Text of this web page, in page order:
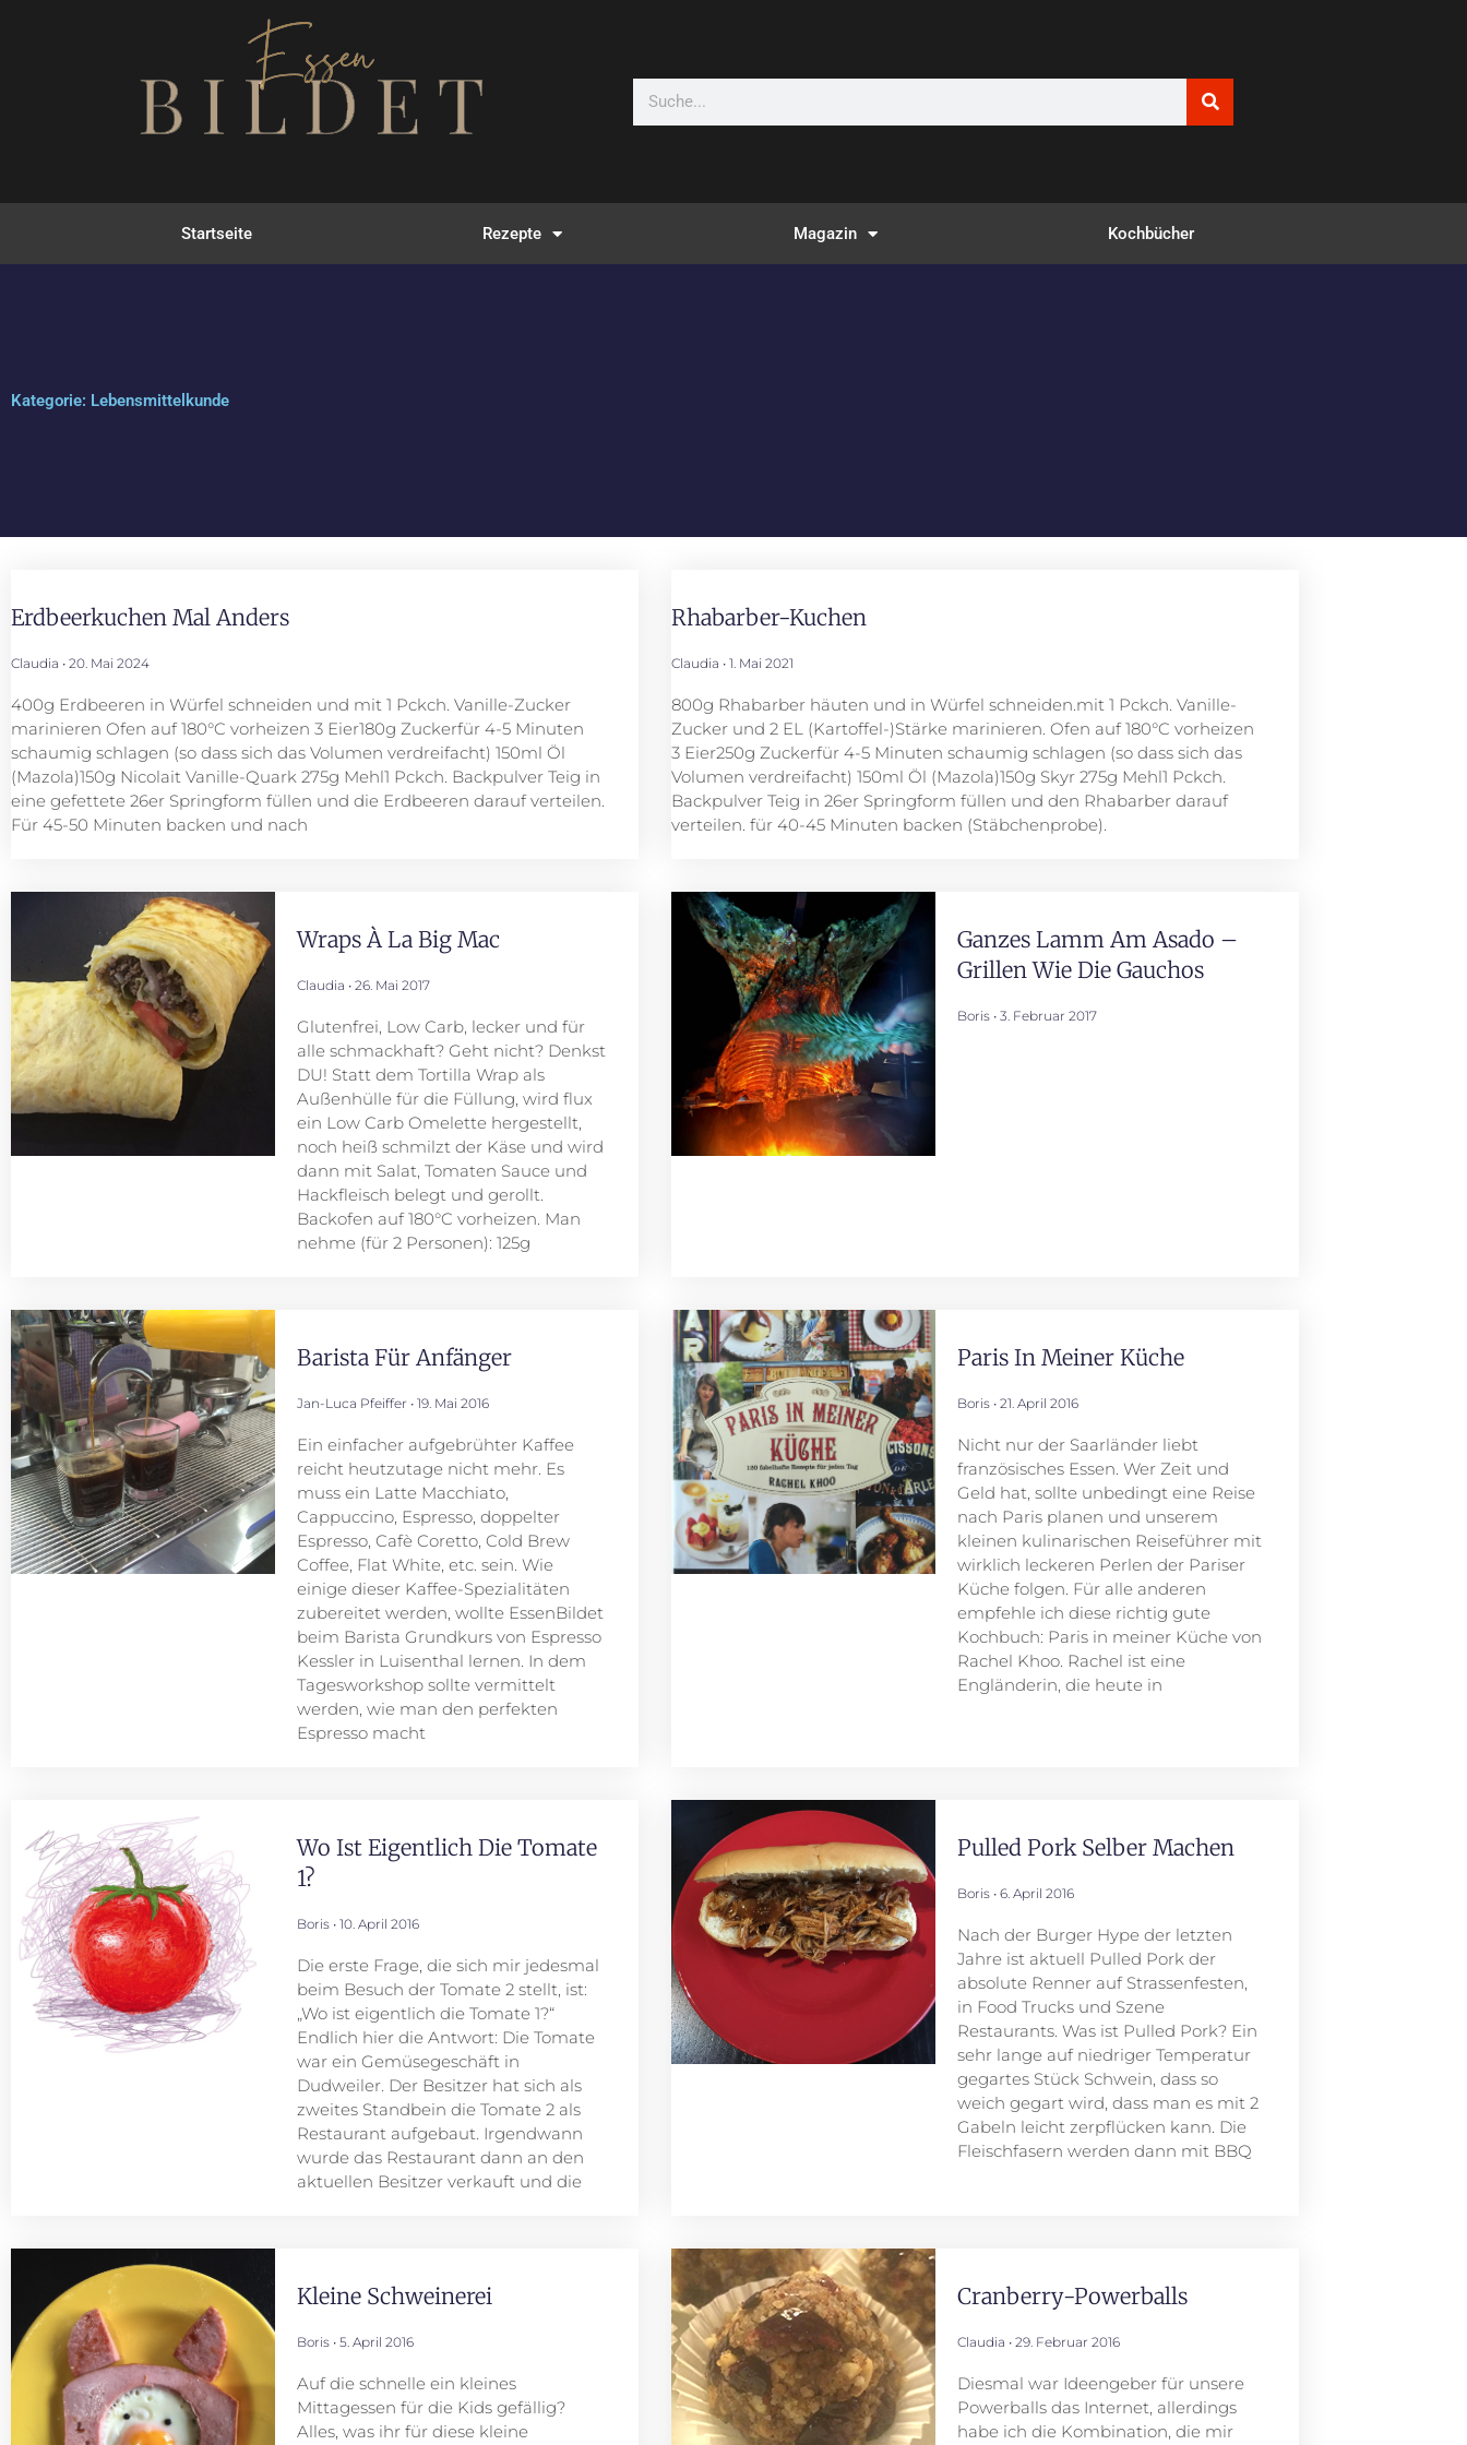
Suche
Startseite Rezepte Magazin Kochbücher
Kategorie: Lebensmittelkunde
Erdbeerkuchen Mal Anders
Claudia 20. Mai 2024
400g Erdbeeren in Würfel schneiden und mit 1 Pckch. Vanille-Zucker
marinieren Ofen auf 180°C vorheizen 3 Eier180g Zuckerfür 4-5 Minuten
schaumig schlagen (so dass sich das Volumen verdreifacht) 150ml Öl
(Mazola)150g Nicolait Vanille-Quark 275g Mehl1 Pckch. Backpulver Teig in
eine gefettete 26er Springform füllen und die Erdbeeren darauf verteilen.
Für 45-50 Minuten backen und nach
Rhabarber-Kuchen
Claudia 1. Mai 2021
800g Rhabarber häuten und in Würfel schneiden.mit 1 Pckch. Vanille-
Zucker und 2 EL (Kartoffel-)Stärke marinieren. Ofen auf 180°C vorheizen
3 Eier250g Zuckerfür 4-5 Minuten schaumig schlagen (so dass sich das
Volumen verdreifacht) 150ml Öl (Mazola)150g Skyr 275g Mehl1 Pckch.
Backpulver Teig in 26er Springform füllen und den Rhabarber darauf
verteilen. für 40-45 Minuten backen (Stäbchenprobe).
Wraps À La Big Mac
Claudia 26. Mai 2017
Glutenfrei, Low Carb, lecker und für
alle schmackhaft? Geht nicht? Denkst
DU! Statt dem Tortilla Wrap als
Außenhülle für die Füllung, wird flux
ein Low Carb Omelette hergestellt,
noch heiß schmilzt der Käse und wird
dann mit Salat, Tomaten Sauce und
Hackfleisch belegt und gerollt.
Backofen auf 180°C vorheizen. Man
nehme (für 2 Personen): 125g
Ganzes Lamm Am Asado –
Grillen Wie Die Gauchos
Boris 3. Februar 2017
Barista Für Anfänger
Jan-Luca Pfeiffer 19. Mai 2016
Ein einfacher aufgebrühter Kaffee
reicht heutzutage nicht mehr. Es
muss ein Latte Macchiato,
Cappuccino, Espresso, doppelter
Espresso, Cafè Coretto, Cold Brew
Coffee, Flat White, etc. sein. Wie
einige dieser Kaffee-Spezialitäten
zubereitet werden, wollte EssenBildet
beim Barista Grundkurs von Espresso
Kessler in Luisenthal lernen. In dem
Tagesworkshop sollte vermittelt
werden, wie man den perfekten
Espresso macht
Paris In Meiner Küche
Boris 21. April 2016
Nicht nur der Saarländer liebt
französisches Essen. Wer Zeit und
Geld hat, sollte unbedingt eine Reise
nach Paris planen und unserem
kleinen kulinarischen Reiseführer mit
wirklich leckeren Perlen der Pariser
Küche folgen. Für alle anderen
empfehle ich diese richtig gute
Kochbuch: Paris in meiner Küche von
Rachel Khoo. Rachel ist eine
Engländerin, die heute in
Wo Ist Eigentlich Die Tomate
1?
Boris 10. April 2016
Die erste Frage, die sich mir jedesmal
beim Besuch der Tomate 2 stellt, ist:
„Wo ist eigentlich die Tomate 1?“
Endlich hier die Antwort: Die Tomate
war ein Gemüsegeschäft in
Dudweiler. Der Besitzer hat sich als
zweites Standbein die Tomate 2 als
Restaurant aufgebaut. Irgendwann
wurde das Restaurant dann an den
aktuellen Besitzer verkauft und die
Pulled Pork Selber Machen
Boris 6. April 2016
Nach der Burger Hype der letzten
Jahre ist aktuell Pulled Pork der
absolute Renner auf Strassenfesten,
in Food Trucks und Szene
Restaurants. Was ist Pulled Pork? Ein
sehr lange auf niedriger Temperatur
gegartes Stück Schwein, dass so
weich gegart wird, dass man es mit 2
Gabeln leicht zerpflücken kann. Die
Fleischfasern werden dann mit BBQ
Kleine Schweinerei
Boris 5. April 2016
Auf die schnelle ein kleines
Mittagessen für die Kids gefällig?
Alles, was ihr für diese kleine
Cranberry-Powerballs
Claudia 29. Februar 2016
Diesmal war Ideengeber für unsere
Powerballs das Internet, allerdings
habe ich die Kombination, die mir